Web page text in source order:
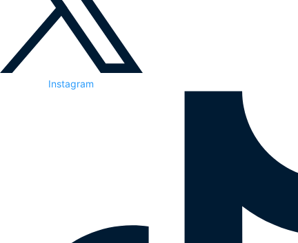
Instagram